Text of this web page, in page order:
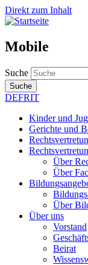
Direkt zum Inhalt
Mobile
Suche
Suche
DEFRIT
Kinder und
Gerichte und
Über
Über
Über
Über uns
Vorstand
Beirat